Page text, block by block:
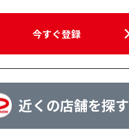
今すぐ登録
近くの店舗を探す